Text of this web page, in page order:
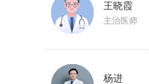
王晓霞
主治医师
杨进